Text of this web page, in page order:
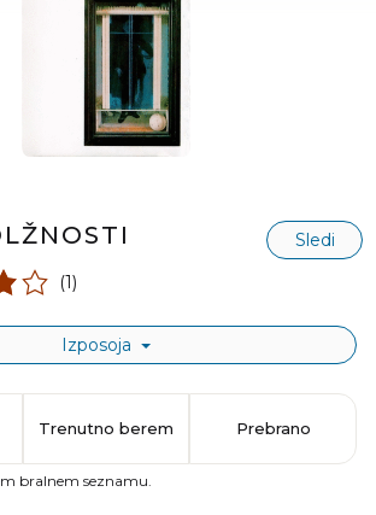
Sledi
(1)
Izposoja
Trenutno berem Prebrano
bralnem seznamu.